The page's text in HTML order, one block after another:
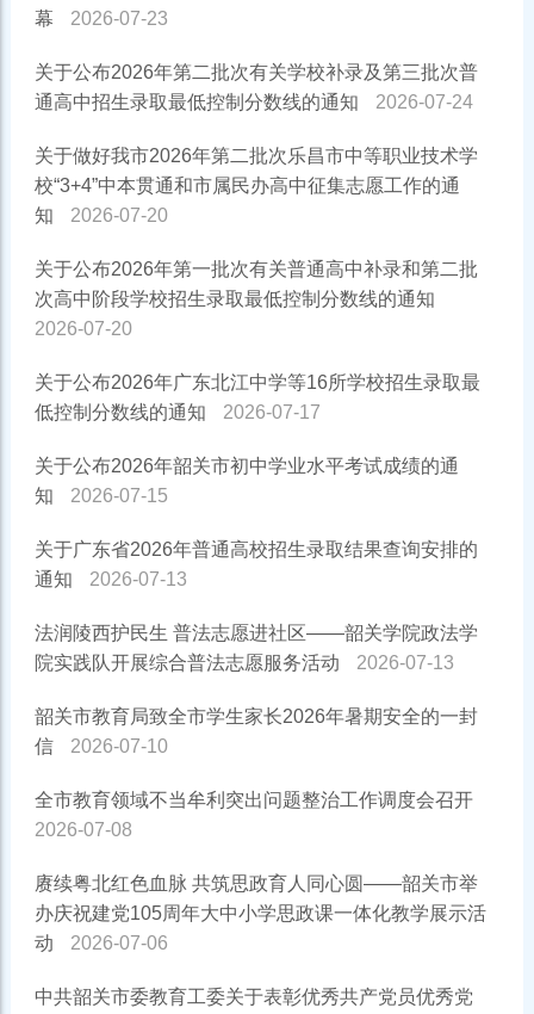
幕
2026-07-23
关于公布2026年第二批次有关学校补录及第三批次普
通高中招生录取最低控制分数线的通知
2026-07-24
关于做好我市2026年第二批次乐昌市中等职业技术学
校“3+4”中本贯通和市属民办高中征集志愿工作的通
知
2026-07-20
关于公布2026年第一批次有关普通高中补录和第二批
次高中阶段学校招生录取最低控制分数线的通知
2026-07-20
关于公布2026年广东北江中学等16所学校招生录取最
低控制分数线的通知
2026-07-17
关于公布2026年韶关市初中学业水平考试成绩的通
知
2026-07-15
关于广东省2026年普通高校招生录取结果查询安排的
通知
2026-07-13
法润陵西护民生 普法志愿进社区——韶关学院政法学
院实践队开展综合普法志愿服务活动
2026-07-13
韶关市教育局致全市学生家长2026年暑期安全的一封
信
2026-07-10
全市教育领域不当牟利突出问题整治工作调度会召开
2026-07-08
赓续粤北红色血脉 共筑思政育人同心圆——韶关市举
办庆祝建党105周年大中小学思政课一体化教学展示活
动
2026-07-06
中共韶关市委教育工委关于表彰优秀共产党员优秀党